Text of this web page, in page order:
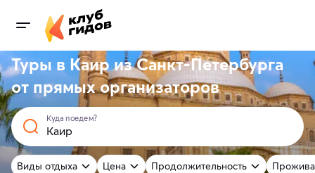
Туры в Каир из Санкт-Петербурга
от прямыхорганизаторов
Куда поедем?
Виды отдыха Цена Продолжительность